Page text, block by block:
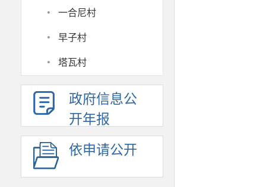
· 一合尼村
· 早子村
· 塔瓦村
政府信息公
开年报
依申请公开